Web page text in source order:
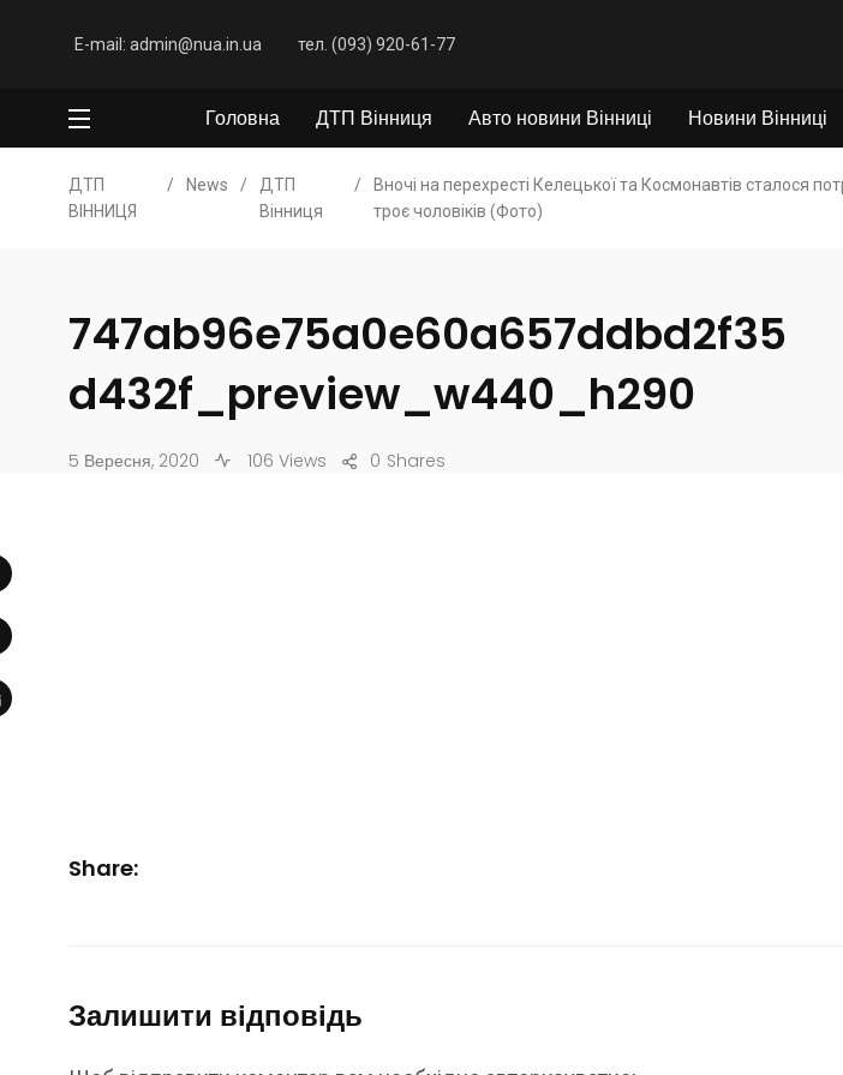
E-mail: admin@nua.in.ua тел. (093) 920-61-77
Головна ДТП Вінниця Авто новини Вінниці Новини Вінниці
ДТП
ВІННИЦЯ
/ News /
ДТП
Вінниця
/
Вночі на перехресті Келецької та Космонавтів сталося
троє чоловіків (Фото)
747ab96e75a0e60a657ddbd2f35
d432f_preview_w440_h290
5 Вересня, 2020 106 Views Shares
0
Share:
Залишити відповідь